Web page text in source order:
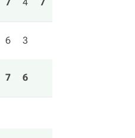
6 3
7 6